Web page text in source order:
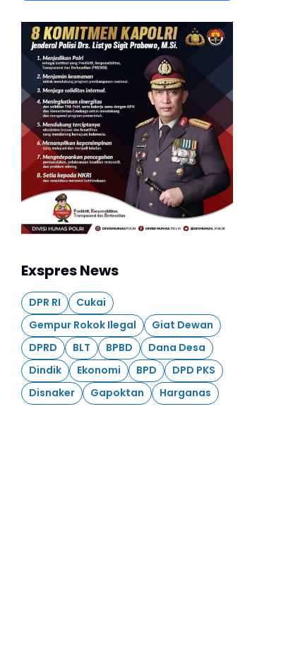
Exspres News
DPR RI
Cukai
Gempur Rokok Ilegal
Giat Dewan
DPRD
BLT BPBD
Dana Desa
Dindik
Ekonomi BPD
DPD PKS
Disnaker
Gapoktan Harganas